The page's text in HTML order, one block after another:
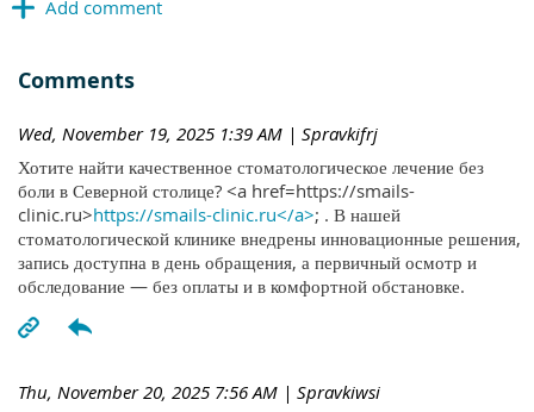
Comments
Wed, November 19, 2025 1:39 AM | Spravkifrj
Хотите найти качественное стоматологическое лечение без
боли в Северной столице? <a href=https://smails-
clinic.ru>https://smails-clinic.ru</a>; . В нашей
стоматологической клинике внедрены инновационные решения,
запись доступна в день обращения, а первичный осмотр и
обследование — без оплаты и в комфортной обстановке.
Thu, November 20, 2025 7:56 AM | Spravkiwsi